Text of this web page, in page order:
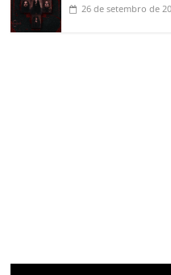
26 de setembro de